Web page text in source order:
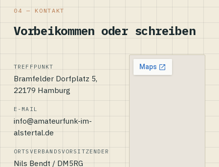
04 — KONTAKT
Vorbeikommen oder schreiben
TREFFPUNKT
Bramfelder Dorfplatz 5,
22179 Hamburg
E-MAIL
info@amateurfunk-im-
alstertal.de
ORTSVERBANDSVORSITZENDER
Nils Bendt / DM5RG